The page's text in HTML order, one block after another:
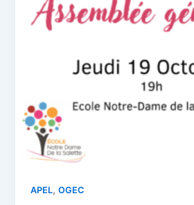
APEL,OGEC
Assemblée
générale